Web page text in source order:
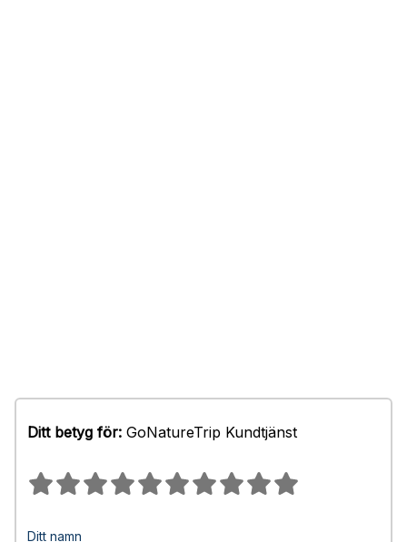
Ditt betyg för: GoNatureTrip Kundtjänst
Ditt namn